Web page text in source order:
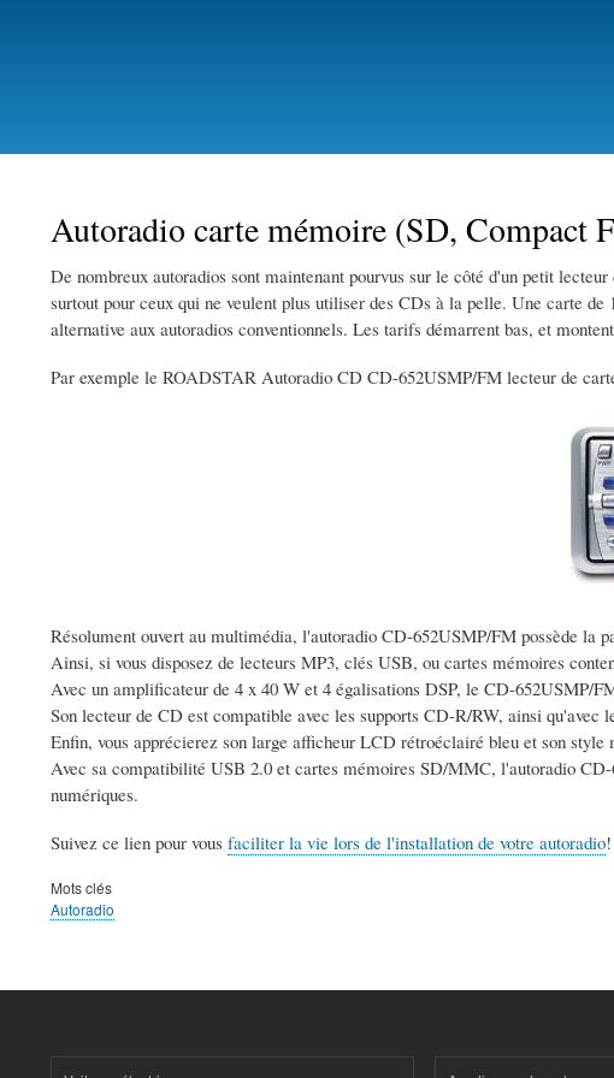
Autoradio carte mémoire (SD, Compact
De nombreux autoradios sont maintenant pourvus sur le côté d'un petit
surtout pour ceux qui ne veulent plus utiliser des CDs à la pelle. Une carte
alternative aux autoradios conventionnels. Les tarifs démarrent bas, et
Par exemple le ROADSTAR Autoradio CD CD-652USMP/FM lecteur de
Résolument ouvert au multimédia, l'autoradio CD-652USMP/FM possède
Ainsi, si vous disposez de lecteurs MP3, clés USB, ou cartes mémoires
Avec un amplificateur de 4 x 40 W et 4 égalisations DSP, le CD-652USMP/
Son lecteur de CD est compatible avec les supports CD-R/RW, ainsi qu'avec
Enfin, vous apprécierez son large afficheur LCD rétroéclairé bleu et son style
Avec sa compatibilité USB 2.0 et cartes mémoires SD/MMC, l'autoradio
numériques.
Suivez ce lien pour vous faciliter la vie lors de l'installation de votre autoradio
Mots clés
Autoradio